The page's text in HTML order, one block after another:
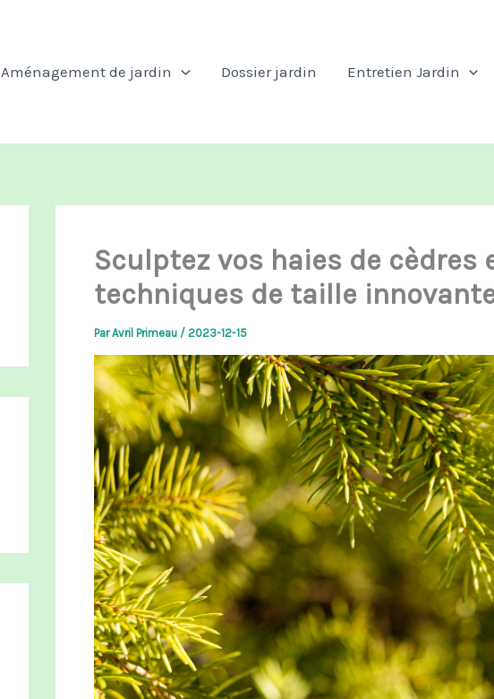
Aménagement de jardin Dossier jardin Entretien Jardin
Sculptez vos haies de cèdres
techniques de taille
ParAvril Primeau / 2023-12-15